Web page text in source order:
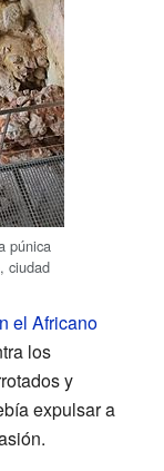
púnica
ciudad
el Africano
los
y
expulsar a